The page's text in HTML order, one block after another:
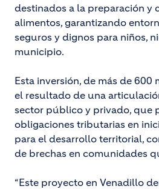
destinados a la preparación y
alimentos, garantizando
seguros y dignos para niños,
municipio.
Esta inversión, de más de 600
el resultado de una
sector público y privado, que
obligaciones tributarias en
para el desarrollo territorial,
de brechas en comunidades
“Este proyecto en Venadillo